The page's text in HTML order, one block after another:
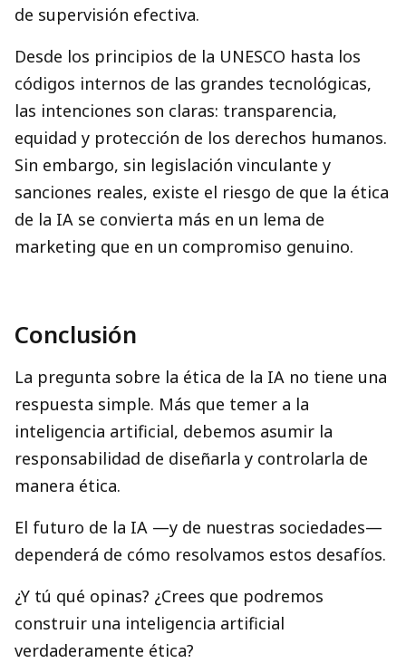
de supervisión efectiva.
Desde los principios de la UNESCO hasta los
códigos internos de las grandes tecnológicas,
las intenciones son claras: transparencia,
equidad y protección de los derechos humanos.
Sin embargo, sin legislación vinculante y
sanciones reales, existe el riesgo de que la ética
de la IA se convierta más en un lema de
marketing que en un compromiso genuino.
Conclusión
La pregunta sobre la ética de la IA no tiene una
respuesta simple. Más que temer a la
inteligencia artificial, debemos asumir la
responsabilidad de diseñarla y controlarla de
manera ética.
El futuro de la IA —y de nuestras sociedades—
dependerá de cómo resolvamos estos desafíos.
¿Y tú qué opinas? ¿Crees que podremos
construir una inteligencia artificial
verdaderamente ética?